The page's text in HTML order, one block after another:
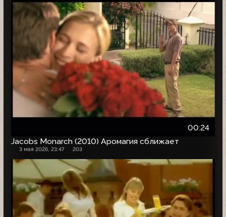
00:24
Jacobs Monarch (2010) Аромагия сближает
3 мая 2026, 23:47 203